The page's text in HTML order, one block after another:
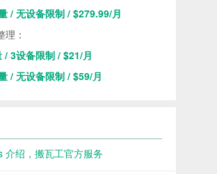
/ 无设备限制 / $279.99/月
：
/ 3设备限制 / $21/月
/ 无设备限制 / $59/月
介绍，搬瓦工官方服务